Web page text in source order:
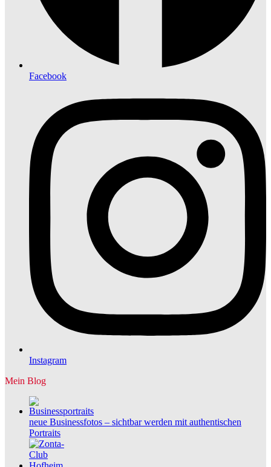
Facebook
Instagram
Mein Blog
neue Businessfotos – sichtbar werden mit authentischen
Portraits